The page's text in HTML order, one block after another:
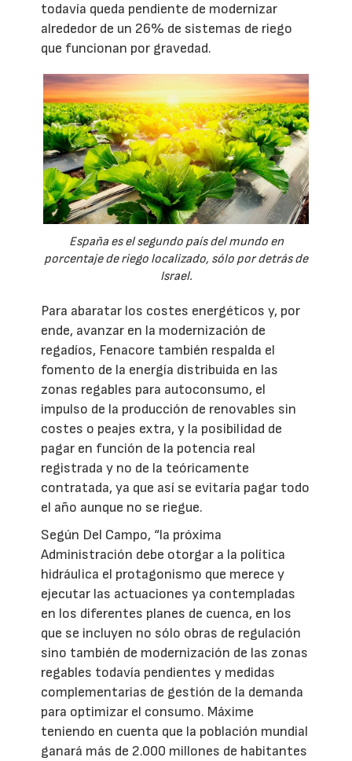
todavía queda pendiente de modernizar
alrededor de un 26% de sistemas de riego
que funcionan por gravedad.
España es el segundo país del mundo en
porcentaje de riego localizado, sólo por detrás de
Israel.
Para abaratar los costes energéticos y, por
ende, avanzar en la modernización de
regadíos, Fenacore también respalda el
fomento de la energía distribuida en las
zonas regables para autoconsumo, el
impulso de la producción de renovables sin
costes o peajes extra, y la posibilidad de
pagar en función de la potencia real
registrada y no de la teóricamente
contratada, ya que así se evitaría pagar todo
el año aunque no se riegue.
Según Del Campo, “la próxima
Administración debe otorgar a la política
hidráulica el protagonismo que merece y
ejecutar las actuaciones ya contempladas
en los diferentes planes de cuenca, en los
que se incluyen no sólo obras de regulación
sino también de modernización de las zonas
regables todavía pendientes y medidas
complementarias de gestión de la demanda
para optimizar el consumo. Máxime
teniendo en cuenta que la población mundial
ganará más de 2.000 millones de habitantes